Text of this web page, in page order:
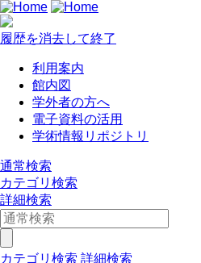
履歴を消去して終了
利用案内
館内図
学外者の方へ
電子資料の活用
学術情報リポジトリ
通常検索
カテゴリ検索
詳細検索
カテゴリ検索 詳細検索